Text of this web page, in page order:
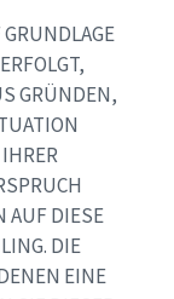
GRÜNDEN,
AUF DIESE
DIE
EINE